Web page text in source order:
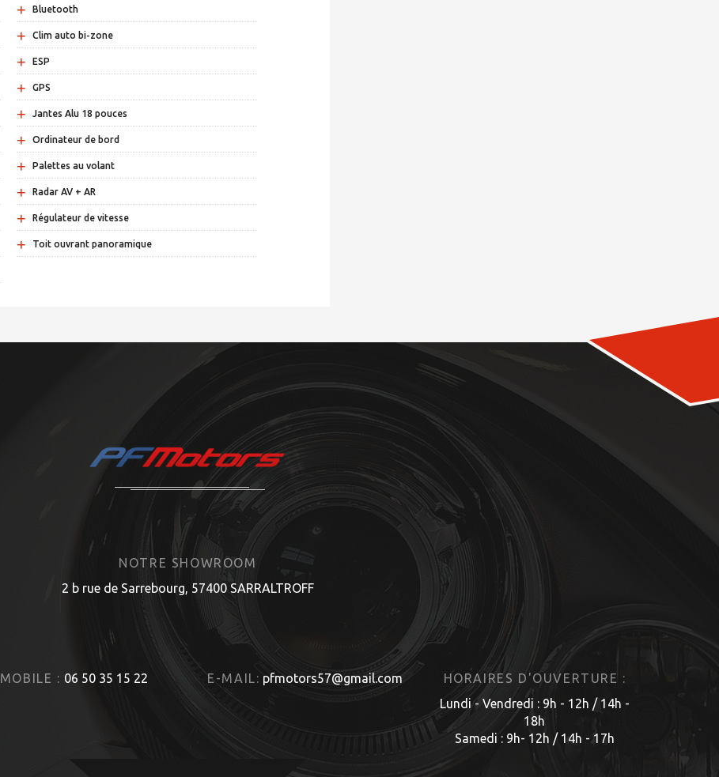
+ Bluetooth
+ Clim auto bi-zone
+ ESP
+ GPS
+ Jantes Alu 18 pouces
+ Ordinateur de bord
+ Palettes au volant
+ Radar AV + AR
+ Régulateur de vitesse
+ Toit ouvrant panoramique
NOTRE SHOWROOM
2 b rue de Sarrebourg, 57400 SARRALTROFF
MOBILE : 06 50 35 15 22 E-MAIL: pfmotors57@gmail.com
HORAIRES D'OUVERTURE :
Lundi - Vendredi : 9h - 12h / 14h -
18h
Samedi : 9h- 12h / 14h - 17h